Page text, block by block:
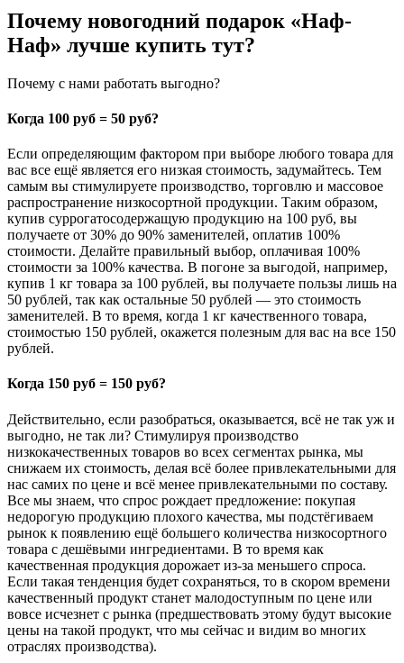
Почему новогодний подарок «Наф-
Наф» лучше купить тут?
Почему с нами работать выгодно?
Когда 100 руб = 50 руб?
Если определяющим фактором при выборе любого товара для
вас все ещё является его низкая стоимость, задумайтесь. Тем
самым вы стимулируете производство, торговлю и массовое
распространение низкосортной продукции. Таким образом,
купив суррогатосодержащую продукцию на 100 руб, вы
получаете от 30% до 90% заменителей, оплатив 100%
стоимости. Делайте правильный выбор, оплачивая 100%
стоимости за 100% качества. В погоне за выгодой, например,
купив 1 кг товара за 100 рублей, вы получаете пользы лишь на
50 рублей, так как остальные 50 рублей — это стоимость
заменителей. В то время, когда 1 кг качественного товара,
стоимостью 150 рублей, окажется полезным для вас на все 150
рублей.
Когда 150 руб = 150 руб?
Действительно, если разобраться, оказывается, всё не так уж и
выгодно, не так ли? Стимулируя производство
низкокачественных товаров во всех сегментах рынка, мы
снижаем их стоимость, делая всё более привлекательными для
нас самих по цене и всё менее привлекательными по составу.
Все мы знаем, что спрос рождает предложение: покупая
недорогую продукцию плохого качества, мы подстёгиваем
рынок к появлению ещё большего количества низкосортного
товара с дешёвыми ингредиентами. В то время как
качественная продукция дорожает из-за меньшего спроса.
Если такая тенденция будет сохраняться, то в скором времени
качественный продукт станет малодоступным по цене или
вовсе исчезнет с рынка (предшествовать этому будут высокие
цены на такой продукт, что мы сейчас и видим во многих
отраслях производства).